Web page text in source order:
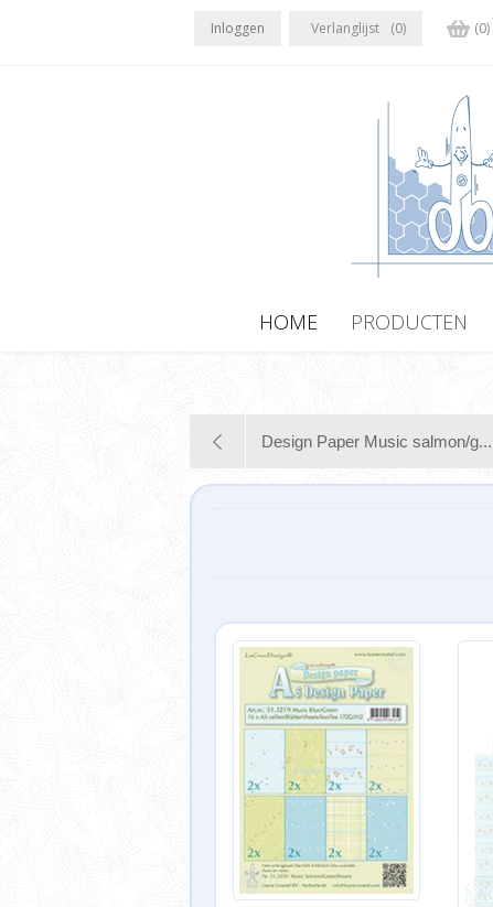
Inloggen Verlanglijst (0) (0)
HOME PRODUCTEN
Design Paper Music salmon/g...